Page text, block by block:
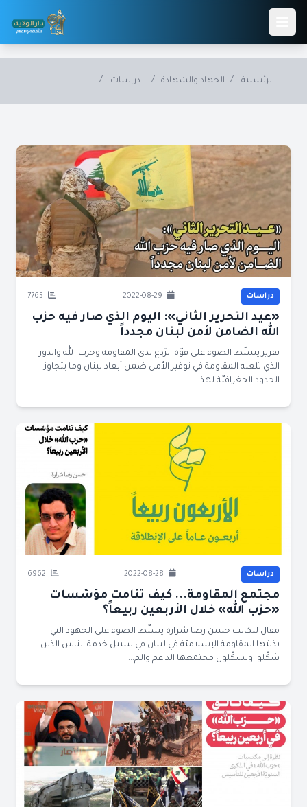
Skip to main content
الرئيسية / الجهاد والشهادة / دراسات /
دراسات
«عيد التحرير الثاني»: اليوم الذي صار فيه حزب
الله الضامن لأمن لبنان مجدداً
تقرير يسلّط الضوء على قوّة الرّدع لدى المقاومة وحزب الله والدور
الذي تلعبه المقاومة في توفير الأمن ضمن أبعاد لبنان وما يتجاوز
الحدود الجغرافيّة لهذا ا...
دراسات
مجتمع المقاومة... كيف تنامت مؤسّسات
«حزب الله» خلال الأربعين ربيعاً؟
مقال للكاتب حسن رضا شرارة يسلّط الضوء على الجهود التي
بذلتها المقاومة الإسلاميّة في لبنان في سبيل خدمة الناس الذين
شكّلوا ويشكّلون مجتمعها الداعم والم...